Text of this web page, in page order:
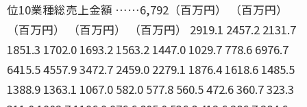
位10業種総売上金額 ……6,792（百万円） （百万円）
（百万円） （百万円） （百万円） 2919.1 2457.2 2131.7
1851.3 1702.0 1693.2 1563.2 1447.0 1029.7 778.6 6976.7
6415.5 4557.9 3472.7 2459.0 2279.1 1876.4 1618.6 1485.5
1388.9 1363.1 1067.0 582.0 577.8 560.5 472.6 360.7 323.3